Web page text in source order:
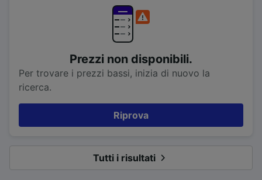
Prezzi non disponibili.
Per trovare i prezzi bassi, inizia di nuovo la
ricerca.
Riprova
Tutti i risultati